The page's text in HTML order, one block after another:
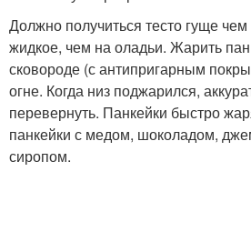
Должно получиться тесто гуще
жидкое, чем на оладьи. Жарить
сковороде (с антипригарным
огне. Когда низ поджарился,
перевернуть. Панкейки быстро
панкейки с медом, шоколадом,
сиропом.